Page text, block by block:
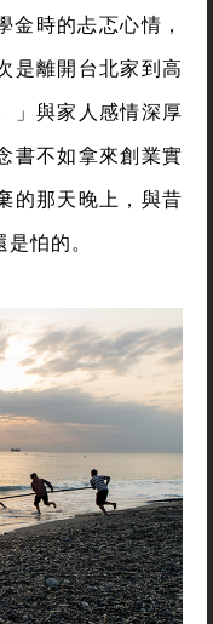
時的忐忑心情，
是離開台北家到高
」與家人感情深厚
書不如拿來創業實
的那天晚上，與昔
怕的。